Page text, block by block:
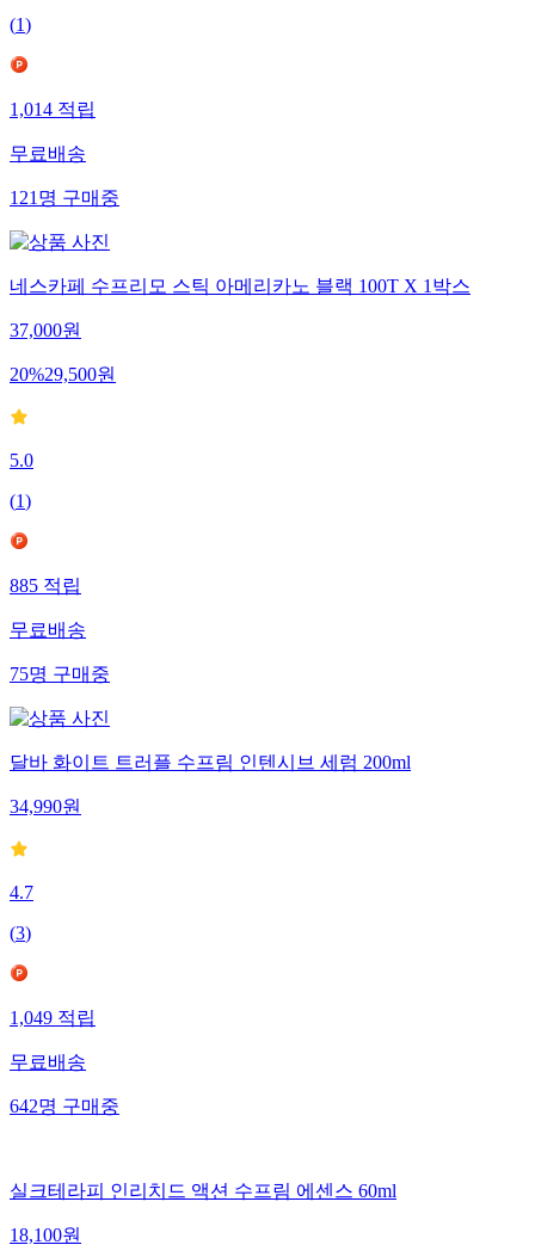
(1)
1,014 적립
무료배송
121 명 구매중
네스카페 수프리모 스틱 아메리카노 블랙 100T X 1박스
37,000원
20%29,500원
5.0
(1)
885 적립
무료배송
75명 구매중
달바 화이트 트러플 수프림 인텐시브 세럼 200ml
34,990원
4.7
(3)
1,049 적립
무료배송
642명 구매중
실크테라피 인리치드 액션 수프림 에센스 60ml
18,100원